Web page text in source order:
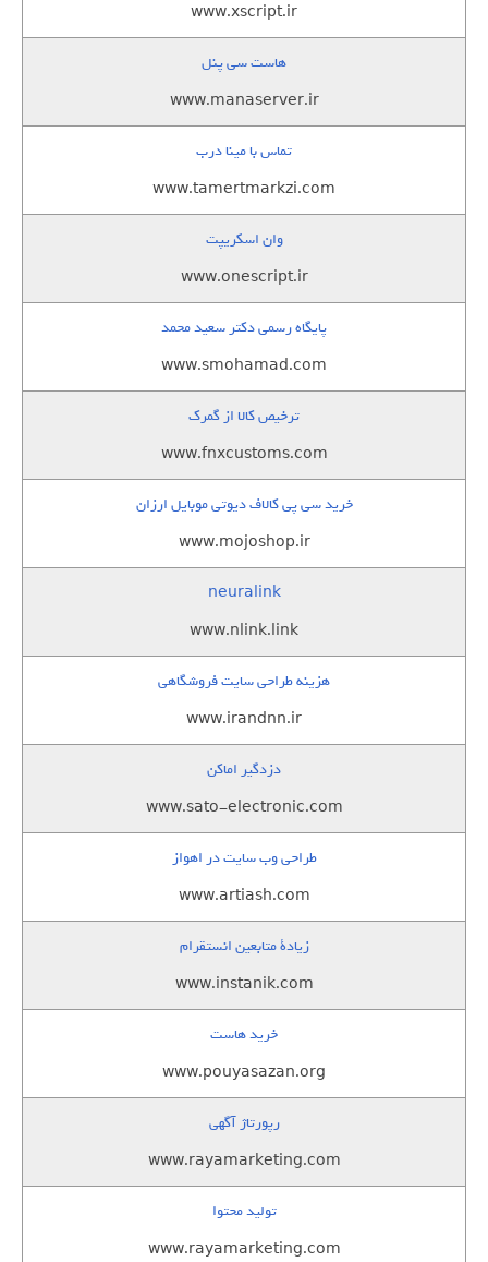
www.xscript.ir
هاست سی پنل
www.manaserver.ir
تماس با مینا درب
www.tamertmarkzi.com
وان اسکریپت
www.onescript.ir
پایگاه رسمی دکتر سعید محمد
www.smohamad.com
ترخیص کالا از گمرک
www.fnxcustoms.com
خرید سی پی کالاف دیوتی موبایل ارزان
www.mojoshop.ir
neuralink
www.nlink.link
هزینه طراحی سایت فروشگاهی
www.irandnn.ir
دزدگیر اماکن
www.sato-electronic.com
طراحی وب سایت در اهواز
www.artiash.com
زيادة متابعين انستقرام
www.instanik.com
خرید هاست
www.pouyasazan.org
رپورتاژ آگهی
www.rayamarketing.com
تولید محتوا
www.rayamarketing.com